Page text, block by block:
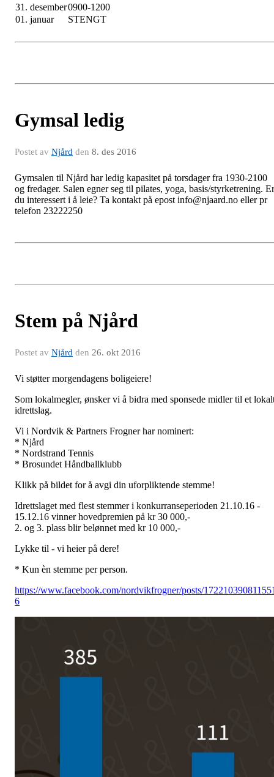
31. desember0900-1200
01. januar
STENGT
Gymsal ledig
Postet av Njård den 8. des 2016
Gymsalen til Njård har ledig kapasitet på torsdager fra 1930-2100
og fredager. Salen egner seg til pilates, yoga, basis/styrketrening. Er
du interessert i å leie? Ta kontakt på epost info@njaard.no eller pr
telefon 23222250
Stem på Njård
Postet av Njård den 26. okt 2016
Vi støtter morgendagens boligeiere!
Som lokalmegler, ønsker vi å bidra med sponsede midler til et
idrettslag.
Vi i Nordvik & Partners Frogner har nominert:
* Njård
* Nordstrand Tennis
* Brosundet Håndballklubb
Klikk på bildet for å avgi din uforpliktende stemme!
Idrettslaget med flest stemmer i konkurranseperioden 21.10.16 -
15.12.16 vinner hovedpremien på kr 30 000,-
2. og 3. plass blir belønnet med kr 10 000,-
Lykke til - vi heier på dere!
* Kun èn stemme per person.
https://www.facebook.com/nordvikfrogner/posts/
6